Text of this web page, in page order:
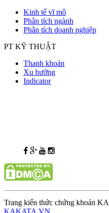
Kinh tế vĩ mô
Phân tích ngành
Phân tích doanh nghiệp
PT KỸ THUẬT
Thanh khoản
Xu hướng
Indicator
Trang kiến thức chứng khoán
KAKATA.VN